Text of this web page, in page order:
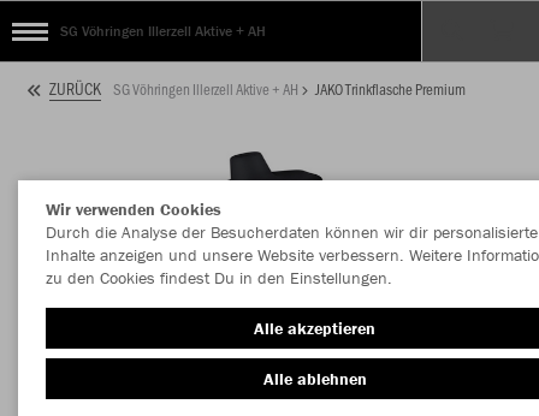
SG Vöhringen Illerzell Aktive + AH
ZURÜCK SG Vöhringen Illerzell Aktive + AH JAKO Trinkflasche Premium
Wir verwenden Cookies
Durch die Analyse der Besucherdaten können wir dir personalisierte
Inhalte anzeigen und unsere Website verbessern. Weitere
zu den Cookies findest Du in den Einstellungen.
Alle akzeptieren
Alle ablehnen